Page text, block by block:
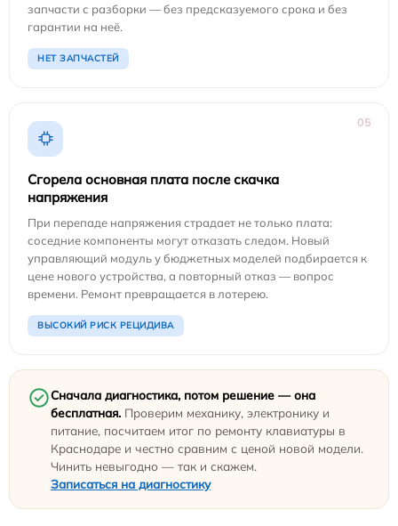
запчасти с разборки — без предсказуемого срока и без
гарантии на неё.
НЕТ ЗАПЧАСТЕЙ
05
Сгорела основная плата после скачка
напряжения
При перепаде напряжения страдает не только плата:
соседние компоненты могут отказать следом. Новый
управляющий модуль у бюджетных моделей подбирается к
цене нового устройства, а повторный отказ — вопрос
времени. Ремонт превращается в лотерею.
ВЫСОКИЙ РИСК РЕЦИДИВА
Сначала диагностика, потом решение — она
бесплатная. Проверим механику, электронику и
питание, посчитаем итог по ремонту клавиатуры в
Краснодаре и честно сравним с ценой новой модели.
Чинить невыгодно — так и скажем.
Записаться на диагностику